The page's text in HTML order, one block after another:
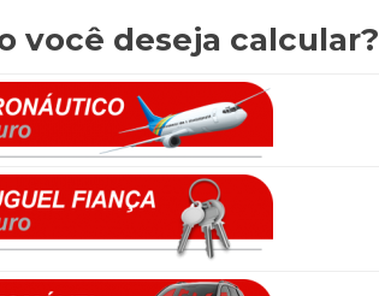
você deseja calcular?